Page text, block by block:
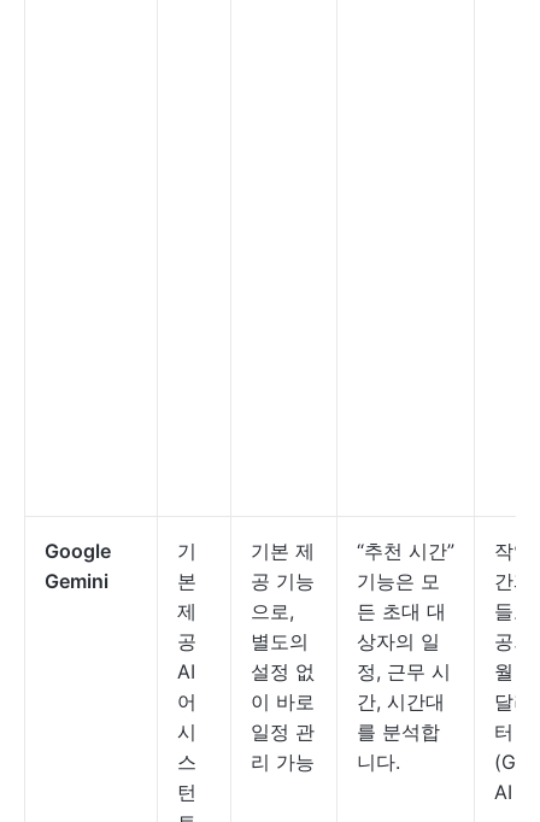
Google
Gemini
기
본
제
공
AI
어
시
스
턴
기본 제
공 기능
으로,
별도의
설정 없
이 바로
일정 관
리 가능
“추천 시간”
기능은 모
든 초대 대
상자의 일
정, 근무 시
간, 시간대
를 분석합
니다.
작업
간과
들로
공되
월
달러
터
AI